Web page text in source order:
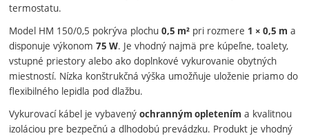
termostatu.
Model HM 150/0,5 pokrýva plochu0,5 m² pri rozmere 1 × 0,5 m a
disponuje výkonom75 W. Je vhodný najmä pre kúpeľne, toalety,
vstupné priestory alebo ako doplnkové vykurovanie obytných
miestností. Nízka konštrukčná výška umožňuje uloženie priamo do
flexibilného lepidla pod dlažbu.
Vykurovací kábel je vybavenýochranným opletením a kvalitnou
izoláciou pre bezpečnú a dlhodobú prevádzku. Produkt je vhodný